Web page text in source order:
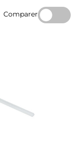
Comparer